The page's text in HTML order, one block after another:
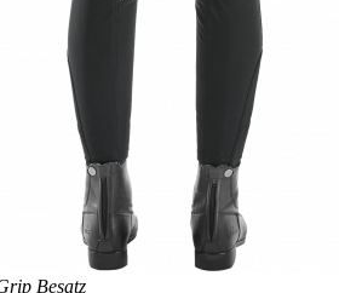
Besatz